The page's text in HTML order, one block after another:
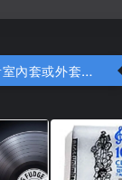
享有黑膠錄音室內套或外套折扣